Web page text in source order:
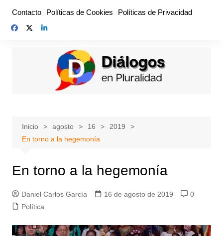
contenido
Contacto Políticas de Cookies Políticas de Privacidad
Inicio agosto 16
2019
En torno a la hegemonía
En torno a la hegemonía
Daniel Carlos García 16 de agosto de 2019
0
Política